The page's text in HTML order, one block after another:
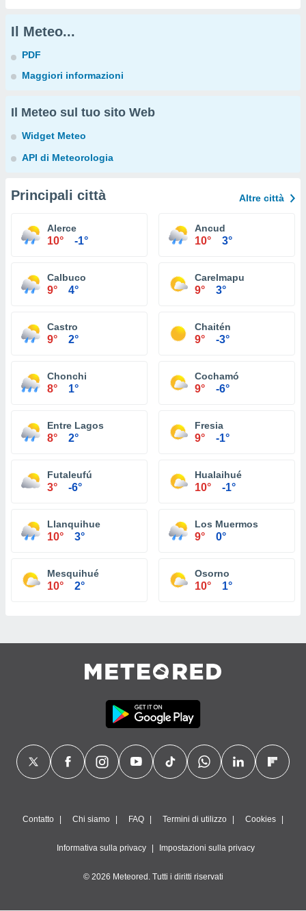
Il Meteo...
PDF
Maggiori informazioni
Il Meteo sul tuo sito Web
Widget Meteo
API di Meteorologia
Principali città Altre città
Alerce
10° -1°
Ancud
10° 3°
Calbuco
9° 4°
Carelmapu
9° 3°
Castro
9° 2°
Chaitén
9° -3°
Chonchi
8° 1°
Cochamó
9° -6°
Entre Lagos
8° 2°
Fresia
9° -1°
Futaleufú
3° -6°
Hualaihué
10° -1°
Llanquihue
10° 3°
Los Muermos
9° 0°
Mesquihué
10° 2°
Osorno
10° 1°
Contatto Chi siamo FAQ Termini di utilizzo Cookies
Informativa sulla privacy Impostazioni sulla privacy
© 2026 Meteored. Tutti i diritti riservati